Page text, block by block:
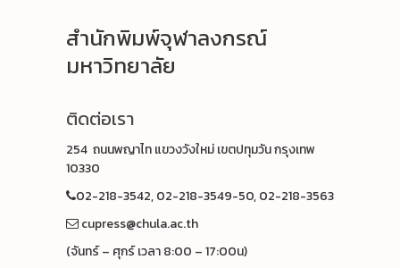
สำนักพิมพ์จุฬาลงกรณ์
มหาวิทยาลัย
ติดต่อเรา
254 ถนนพญาไท แขวงวังใหม่ เขตปทุมวัน กรุงเทพ
10330
02-218-3542, 02-218-3549-50, 02-218-3563
cupress@chula.ac.th
(จันทร์ – ศุกร์ เวลา 8:00 – 17:00น)